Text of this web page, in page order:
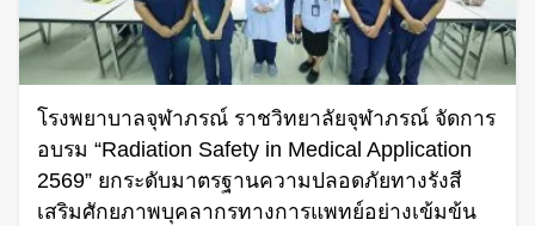
โรงพยาบาลจุฬาภรณ์ ราชวิทยาลัยจุฬาภรณ์ จัดการ
อบรม “Radiation Safety in Medical Application
2569” ยกระดับมาตรฐานความปลอดภัยทางรังสี
เสริมศักยภาพบุคลากรทางการแพทย์อย่างเข้มข้น